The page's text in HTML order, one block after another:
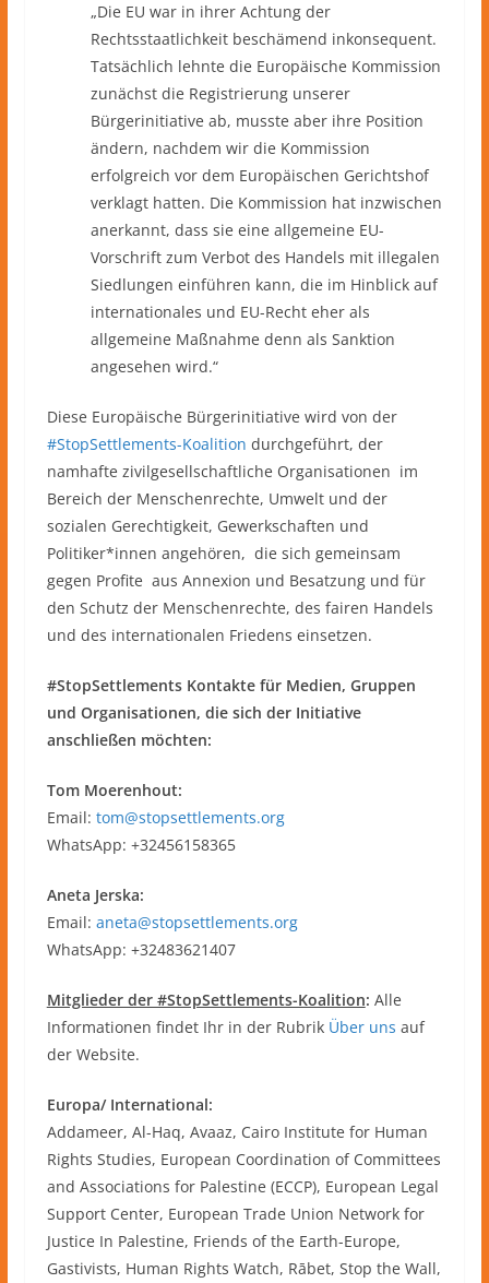
„Die EU war in ihrer Achtung der
Rechtsstaatlichkeit beschämend inkonsequent.
Tatsächlich lehnte die Europäische Kommission
zunächst die Registrierung unserer
Bürgerinitiative ab, musste aber ihre Position
ändern, nachdem wir die Kommission
erfolgreich vor dem Europäischen Gerichtshof
verklagt hatten. Die Kommission hat inzwischen
anerkannt, dass sie eine allgemeine EU-
Vorschrift zum Verbot des Handels mit illegalen
Siedlungen einführen kann, die im Hinblick auf
internationales und EU-Recht eher als
allgemeine Maßnahme denn als Sanktion
angesehen wird.“
Diese Europäische Bürgerinitiative wird von der
#StopSettlements-Koalition durchgeführt, der
namhafte zivilgesellschaftliche Organisationen im
Bereich der Menschenrechte, Umwelt und der
sozialen Gerechtigkeit, Gewerkschaften und
Politiker*innen angehören, die sich gemeinsam
gegen Profite aus Annexion und Besatzung und für
den Schutz der Menschenrechte, des fairen Handels
und des internationalen Friedens einsetzen.
#StopSettlements Kontakte für Medien, Gruppen
und Organisationen, die sich der Initiative
anschließen möchten:
Tom Moerenhout:
Email: tom@stopsettlements.org
WhatsApp: +32456158365
Aneta Jerska:
Email: aneta@stopsettlements.org
WhatsApp: ​+32483621407
Mitglieder der #StopSettlements-Koalition: Alle
Informationen findet Ihr in der Rubrik Über uns auf
der Website.
Europa/ International:
Addameer, Al-Haq, Avaaz, Cairo Institute for Human
Rights Studies, European Coordination of Committees
and Associations for Palestine (ECCP), European Legal
Support Center, European Trade Union Network for
Justice In Palestine, Friends of the Earth-Europe,
Gastivists, Human Rights Watch, Rābet, Stop the Wall,